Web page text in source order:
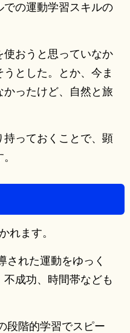
の運動学習スキルの
おうと思っていなか
とした。とか、今ま
ったけど、自然と旅
っておくことで、顕
れます。
れた運動をゆっく
不成功、時間帯なども
段階的学習でスピー